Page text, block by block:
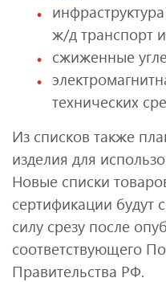
ж/д транспорт
сжиженные
технических
Из списков также
изделия для
Новые списки
сертификации будут
силу срезу после
соответствующего
Правительства РФ.